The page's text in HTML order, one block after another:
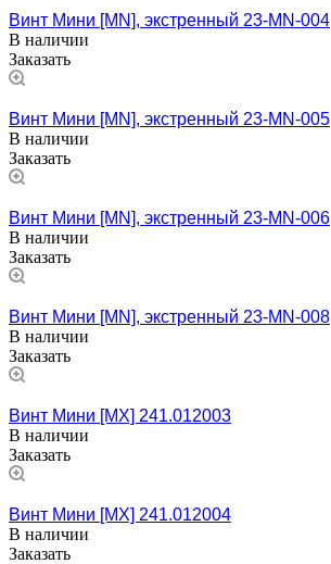
Винт Мини [MN], экстренный 23-MN-004
В наличии
Заказать
Винт Мини [MN], экстренный 23-MN-005
В наличии
Заказать
Винт Мини [MN], экстренный 23-MN-006
В наличии
Заказать
Винт Мини [MN], экстренный 23-MN-008
В наличии
Заказать
Винт Мини [MX] 241.012003
В наличии
Заказать
Винт Мини [MX] 241.012004
В наличии
Заказать